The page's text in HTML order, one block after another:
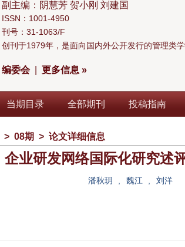
副主编：阴慧芳 贺小刚 刘建国
ISSN：1001-4950
刊号：31-1063/F
创刊于1979年，是面向国内外公开发行的管理类学
编委会| 更多信息 »
当期目录 全部期刊 投稿指南
> 08期 > 论文详细信息
企业研发网络国际化研究述
潘秋玥 魏江 刘洋